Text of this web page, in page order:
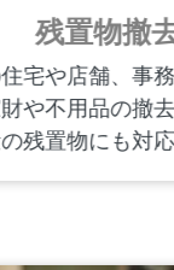
残置物撤
宅や店舗、事
や不用品の撤
残置物にも対応